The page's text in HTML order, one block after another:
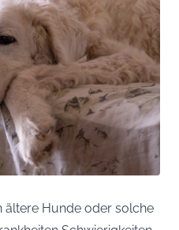
ältere Hunde oder solche